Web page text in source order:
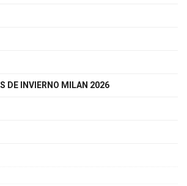
DE INVIERNO MILAN 2026